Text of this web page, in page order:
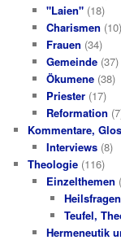
"Laien"(18)
Charismen (10)
Frauen (34)
Gemeinde(37)
Ökumene(38)
Priester(17)
Reformation
Kommentare,
Interviews(8)
Theologie (116)
Einzelthemen
Heilsfragen
Teufel,
Hermeneutik